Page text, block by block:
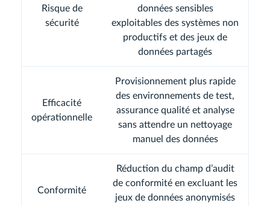
Risque de
sécurité
données sensibles
exploitables des systèmes non
productifs et des jeux de
données partagés
Efficacité
opérationnelle
Provisionnement plus rapide
des environnements de test,
assurance qualité et analyse
sans attendre un nettoyage
manuel des données
Conformité
Réduction du champ d’audit
de conformité en excluant les
jeux de données anonymisés